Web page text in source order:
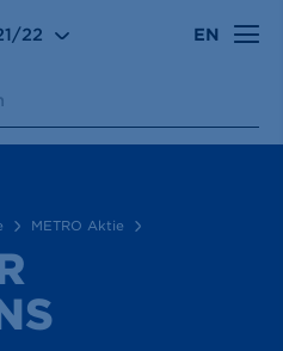
22 EN
Aktie
METRO Aktie